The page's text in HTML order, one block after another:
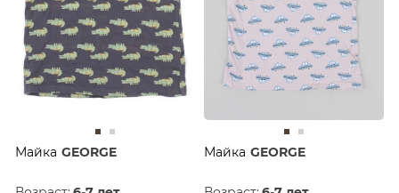
Майка GEORGE Майка GEORGE